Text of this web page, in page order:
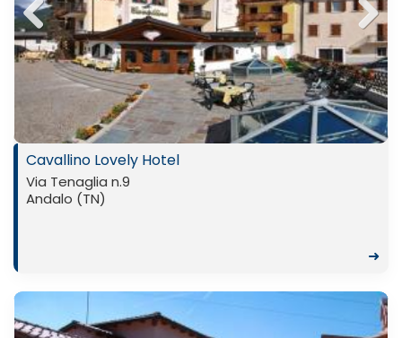
Previ
Next
Cavallino Lovely Hotel
Via Tenaglia n.9
Andalo (TN)
➜